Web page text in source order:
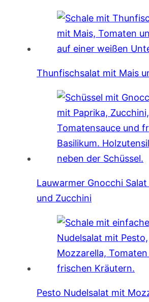
Thunfischsalat mit Mais
Lauwarmer Gnocchi
und Zucchini
Pesto Nudelsalat mit